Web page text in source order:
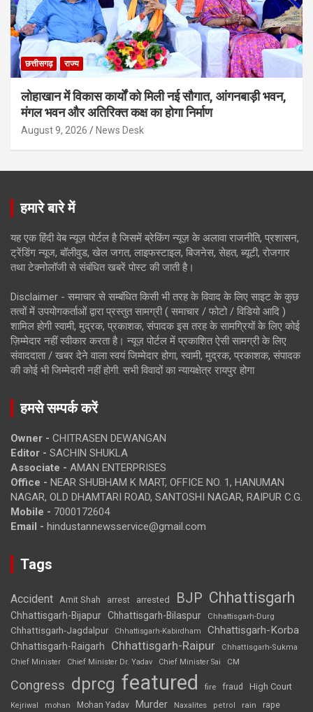
छत्तीसगढ़ राज्य
लोहाखान में विकास कार्यों को मिली नई सौगात, आंगनबाड़ी भवन,
मंगल भवन और अतिरिक्त कक्ष का होगा निर्माण
August 9, 2026 News Desk
हमारे बारे में
यह एक हिंदी वेब न्यूज़ पोर्टल है जिसमें ब्रेकिंग न्यूज़ के अलावा राजनीति, प्रशासन,
ट्रेंडिंग न्यूज, बॉलीवुड, खेल जगत, लाइफस्टाइल, बिजनेस, सेहत, ब्यूटी, रोजगार
तथा टेक्नोलॉजी से संबंधित खबरें पोस्ट की जाती है।
Disclaimer - समाचार से सम्बंधित किसी भी तरह के विवाद के लिए साइट के कुछ
तत्वों में उपयोगकर्ताओं द्वारा प्रस्तुत सामग्री ( समाचार / फोटो / विडियो आदि )
शामिल होगी स्वामी, मुद्रक, प्रकाशक, संपादक इस तरह के सामग्रियों के लिए कोई
ज़िम्मेदार नहीं स्वीकार करता है। न्यूज़ पोर्टल में प्रकाशित ऐसी सामग्री के लिए
संवाददाता / खबर देने वाला स्वयं जिम्मेदार होगा, स्वामी, मुद्रक, प्रकाशक, संपादक
की कोई भी जिम्मेदारी नहीं होगी. सभी विवादों का न्यायक्षेत्र रायपुर होगा
हमसे सम्पर्क करें
Owner - CHITRASEN DEWANGAN
Editor - SACHIN SHUKLA
Associate - AMAN ENTERPRISES
Office - NEAR SHUBHAM K MART, OFFICE NO. 1, HANUMAN
NAGAR, OLD DHAMTARI ROAD, SANTOSHI NAGAR, RAIPUR C.G.
Mobile - 7000172604
Email - hindustannewsservice@gmail.com
Tags
Accident Amit Shah arrest arrested BJP Chhattisgarh
Chhattisgarh-Bijapur Chhattisgarh-Bilaspur Chhattisgarh-Durg
Chhattisgarh-Jagdalpur Chhattisgarh-Kabirdham Chhattisgarh-Korba
Chhattisgarh-Raigarh Chhattisgarh-Raipur
Chhattisgarh-Sukma
Chief Minister
Chief Minister Dr. Yadav Chief Minister Sai CM
Congress dprcg featured fire fraud High Court
Kejriwal mohan Mohan Yadav Murder Naxalites petrol rain rape